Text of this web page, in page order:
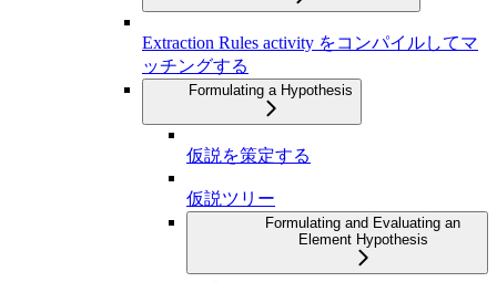
Extraction Rules activity をコンパイルしてマ
ッチングする
Formulating a Hypothesis
仮説を策定する
仮説ツリー
Formulating and Evaluating an
Element Hypothesis